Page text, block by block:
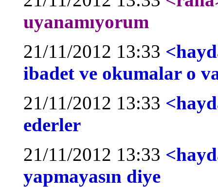
uyanamıyorum
21/11/2012 13:33
ibadet ve okumalar o
21/11/2012 13:33
ederler
21/11/2012 13:33
yapmayasın diye